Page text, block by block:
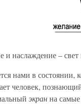
и наслаждение – свет
нами в состоянии,
человек,
экранна